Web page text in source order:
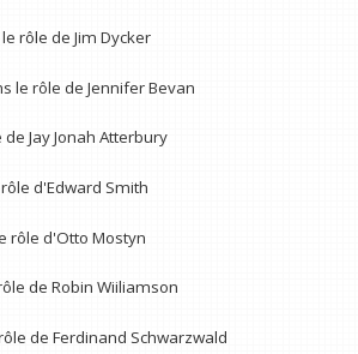
rôle de Jim Dycker
le rôle de Jennifer Bevan
Jay Jonah Atterbury
d'Edward Smith
rôle d'Otto Mostyn
de Robin Wiiliamson
de Ferdinand Schwarzwald